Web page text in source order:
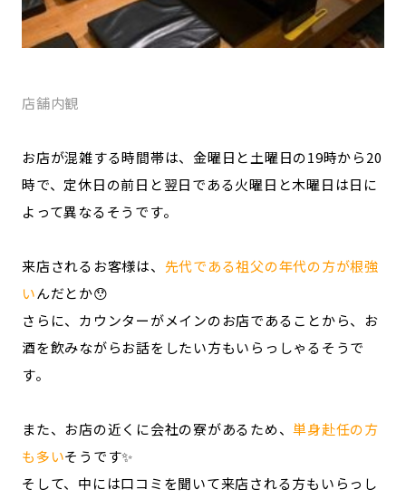
店舗内観
お店が混雑する時間帯は、金曜日と土曜日の19時から20
時で、定休日の前日と翌日である火曜日と木曜日は日に
よって異なるそうです。
来店されるお客様は、 先代である祖父の年代の方が根強
いんだとか😯
さらに、カウンターがメインのお店であることから、お
酒を飲みながらお話をしたい方もいらっしゃるそうで
す。
また、お店の近くに会社の寮があるため、単身赴任の方
も多いそうです✨
そして、中には口コミを聞いて来店される方もいらっし